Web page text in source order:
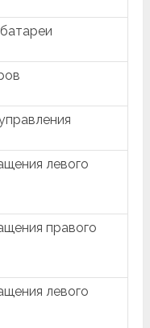
левого
правого
левого